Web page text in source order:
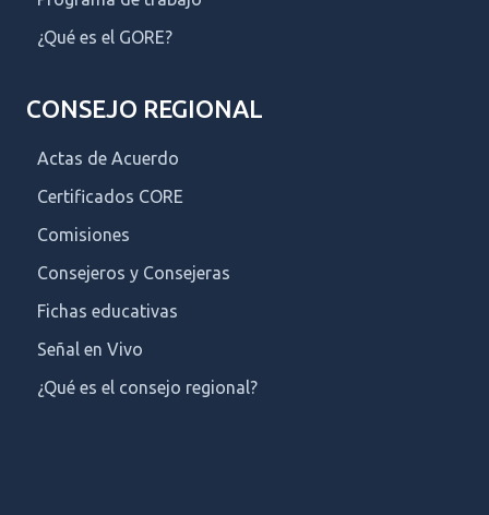
¿Qué es el GORE?
CONSEJO REGIONAL
Actas de Acuerdo
Certificados CORE
Comisiones
Consejeros y Consejeras
Fichas educativas
Señal en Vivo
¿Qué es el consejo regional?